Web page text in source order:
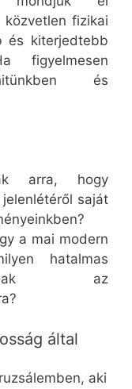
fizikai
és kiterjedtebb
figyelmesen
és
arra, hogy
saját
a mai modern
hatalmas
az
által
aki